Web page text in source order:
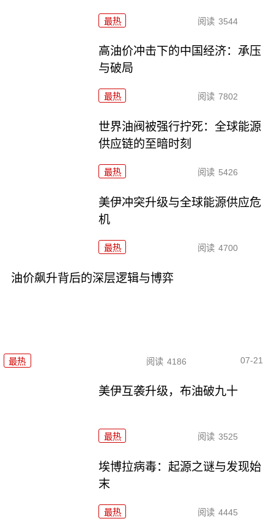
最热 阅读 3544
高油价冲击下的中国经济：承压
与破局
最热 阅读 7802
世界油阀被强行拧死：全球能源
供应链的至暗时刻
最热 阅读 5426
美伊冲突升级与全球能源供应危
机
最热 阅读 4700
油价飙升背后的深层逻辑与博弈
最热 阅读 4186 07-21
美伊互袭升级，布油破九十
最热 阅读 3525
埃博拉病毒：起源之谜与发现始
末
最热 阅读 4445